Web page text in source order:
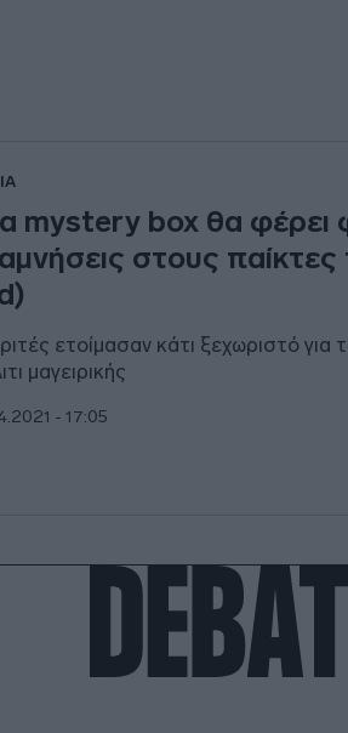
mystery box θα φέρει
στους
ετοίμασαν κάτι ξεχωριστό για
μαγειρικής
- 17:05